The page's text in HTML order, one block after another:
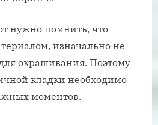
нужно помнить, что
изначально не
окрашивания. Поэтому
кладки необходимо
моментов.